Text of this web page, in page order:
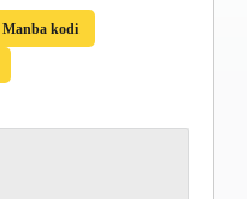
Manba kodi